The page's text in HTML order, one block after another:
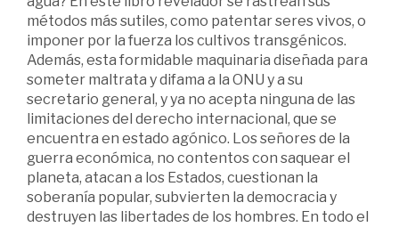
métodos más sutiles, como patentar seres vivos, o
imponer por la fuerza los cultivos transgénicos.
Además, esta formidable maquinaria diseñada para
someter maltrata y difama a la ONU y a su
secretario general, y ya no acepta ninguna de las
limitaciones del derecho internacional, que se
encuentra en estado agónico. Los señores de la
guerra económica, no contentos con saquear el
planeta, atacan a los Estados, cuestionan la
soberanía popular, subvierten la democracia y
destruyen las libertades de los hombres. En todo el